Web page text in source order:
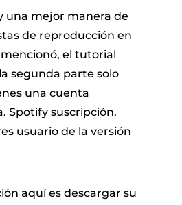
una mejor manera de
de reproducción en
mencionó, el tutorial
segunda parte solo
una cuenta
Spotify suscripción.
usuario de la versión
aquí es descargar su